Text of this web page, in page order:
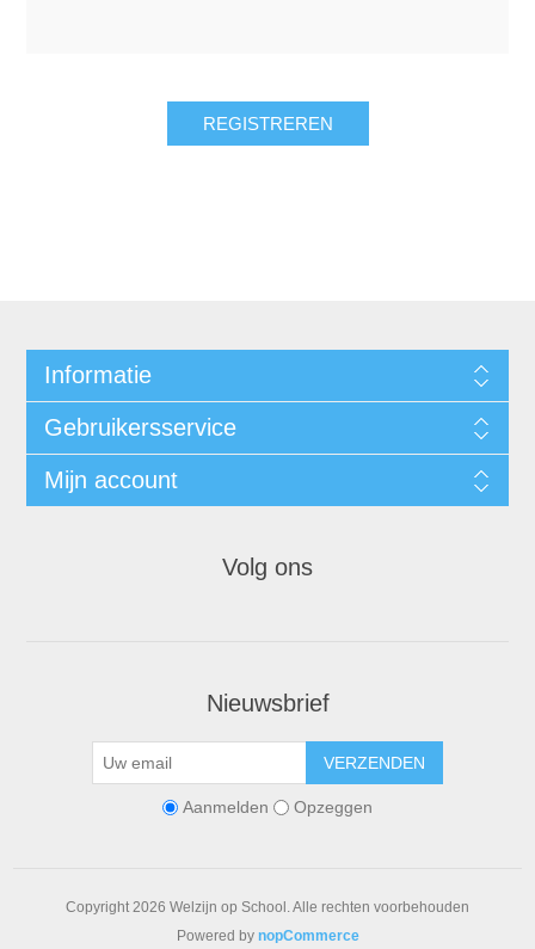
REGISTREREN
Informatie
Gebruikersservice
Mijn account
Volg ons
Nieuwsbrief
VERZENDEN
Aanmelden Opzeggen
Copyright 2026 Welzijn op School. Alle rechten voorbehouden
Powered by nopCommerce